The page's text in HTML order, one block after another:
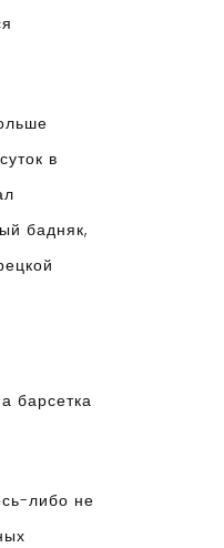
в
бадняк,
барсетка
либо не